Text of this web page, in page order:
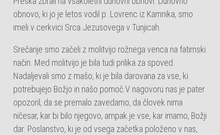
obnovo, ki jo je letos vodil p. Lovrenc iz Kamnika, smo
imeli v cerkvici Srca Jezusovega v Tunjicah.
Srečanje smo začeli z molitvijo rožnega venca na fatimski
način. Med molitvijo je bila tudi prilika za spoved.
Nadaljevali smo z mašo, ki je bila darovana za vse, ki
potrebujejo Božjo in našo pomoč.V nagovoru nas je pater
opozoril, da se premalo zavedamo, da človek nima
ničesar, kar bi bilo njegovo, ampak je vse, kar imamo, Božji
dar. Poslanstvo, ki je od vsega začetka položeno v nas,